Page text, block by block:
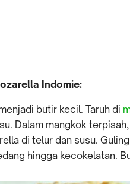
Indomie:
butir kecil. Taruh di
Dalam mangkok
di telur dan susu.
hingga kecokelatan.